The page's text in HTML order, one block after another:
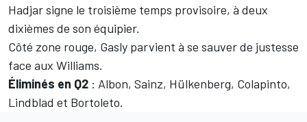
Hadjar signe le troisième temps provisoire, à deux
dixièmes de son équipier.
Côté zone rouge, Gasly parvient à se sauver de justesse
face aux Williams.
Éliminés en Q2 : Albon, Sainz, Hülkenberg, Colapinto,
Lindblad et Bortoleto.